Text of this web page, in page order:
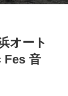
オート
Fes 音